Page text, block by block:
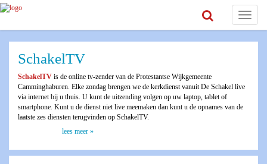
Toggle
SchakelTV
SchakelTV is de online tv-zender van de Protestantse Wijkgemeente
Camminghaburen. Elke zondag brengen we de kerkdienst vanuit De Schakel live
via internet bij u thuis. U kunt de uitzending volgen op uw laptop, tablet of
smartphone. Kunt u de dienst niet live meemaken dan kunt u de opnames van de
laatste zes diensten terugvinden op SchakelTV.
lees meer »